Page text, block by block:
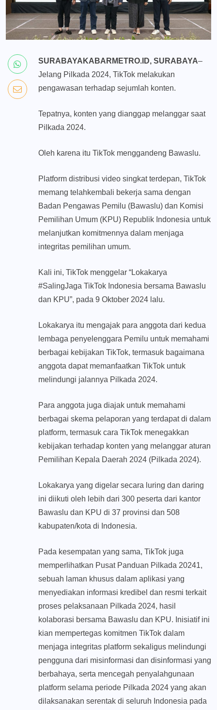
SURABAYAKABARMETRO.ID, SURABAYA–
Jelang Pilkada 2024, TikTok melakukan
pengawasan terhadap sejumlah konten.
Tepatnya, konten yang dianggap melanggar saat
Pilkada 2024.
Oleh karena itu TikTok menggandeng Bawaslu.
Platform distribusi video singkat terdepan, TikTok
memang telahkembali bekerja sama dengan
Badan Pengawas Pemilu (Bawaslu) dan Komisi
Pemilihan Umum (KPU) Republik Indonesia untuk
melanjutkan komitmennya dalam menjaga
integritas pemilihan umum.
Kali ini, TikTok menggelar “Lokakarya
#SalingJaga TikTok Indonesia bersama Bawaslu
dan KPU”, pada 9 Oktober 2024 lalu.
Lokakarya itu mengajak para anggota dari kedua
lembaga penyelenggara Pemilu untuk memahami
berbagai kebijakan TikTok, termasuk bagaimana
anggota dapat memanfaatkan TikTok untuk
melindungi jalannya Pilkada 2024.
Para anggota juga diajak untuk memahami
berbagai skema pelaporan yang terdapat di dalam
platform, termasuk cara TikTok menegakkan
kebijakan terhadap konten yang melanggar aturan
Pemilihan Kepala Daerah 2024 (Pilkada 2024).
Lokakarya yang digelar secara luring dan daring
ini diikuti oleh lebih dari 300 peserta dari kantor
Bawaslu dan KPU di 37 provinsi dan 508
kabupaten/kota di Indonesia.
Pada kesempatan yang sama, TikTok juga
memperlihatkan Pusat Panduan Pilkada 20241,
sebuah laman khusus dalam aplikasi yang
menyediakan informasi kredibel dan resmi terkait
proses pelaksanaan Pilkada 2024, hasil
kolaborasi bersama Bawaslu dan KPU. Inisiatif ini
kian mempertegas komitmen TikTok dalam
menjaga integritas platform sekaligus melindungi
pengguna dari misinformasi dan disinformasi yang
berbahaya, serta mencegah penyalahgunaan
platform selama periode Pilkada 2024 yang akan
dilaksanakan serentak di seluruh Indonesia pada